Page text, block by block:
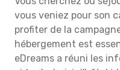
vous veniez pour son
profiter de la
hébergement est
eDreams a réuni les